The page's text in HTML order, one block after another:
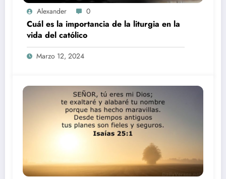
Alexander 0
Cuál es la importancia de la liturgia en la
vida del católico
Marzo 12, 2024